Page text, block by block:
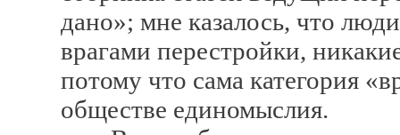
дано»; мне казалось, что
врагами перестройки,
потому что сама категория
обществе единомыслия.